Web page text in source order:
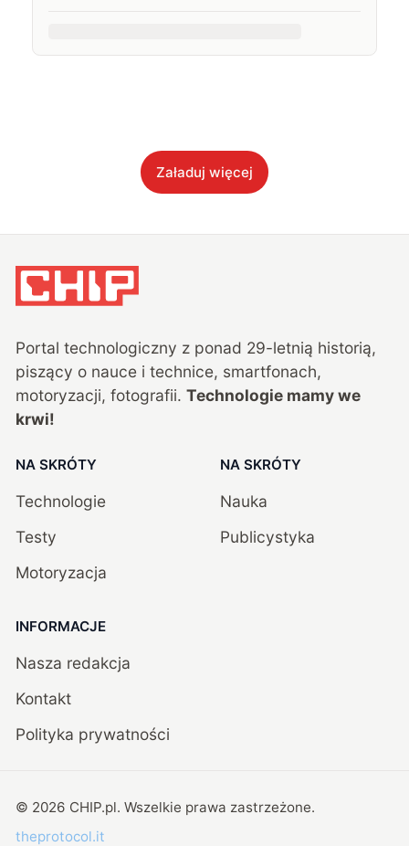
Załaduj więcej
Portal technologiczny z ponad 29-letnią historią,
piszący o nauce i technice, smartfonach,
motoryzacji, fotografii. Technologie mamy we
krwi!
NA SKRÓTY
Technologie
Testy
Motoryzacja
NA SKRÓTY
Nauka
Publicystyka
INFORMACJE
Nasza redakcja
Kontakt
Polityka prywatności
© 2026 CHIP.pl. Wszelkie prawa zastrzeżone.
theprotocol.it